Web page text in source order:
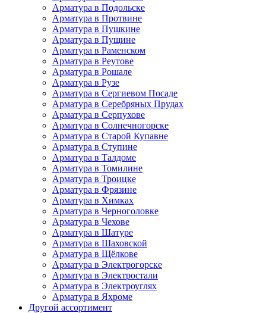
Арматура в Подольске
Арматура в Протвине
Арматура в Пушкине
Арматура в Пущине
Арматура в Раменском
Арматура в Реутове
Арматура в Рошале
Арматура в Рузе
Арматура в Сергиевом Посаде
Арматура в Серебряных Прудах
Арматура в Серпухове
Арматура в Солнечногорске
Арматура в Старой Купавне
Арматура в Ступине
Арматура в Талдоме
Арматура в Томилине
Арматура в Троицке
Арматура в Фрязине
Арматура в Химках
Арматура в Черноголовке
Арматура в Чехове
Арматура в Шатуре
Арматура в Шаховской
Арматура в Щёлкове
Арматура в Электрогорске
Арматура в Электростали
Арматура в Электроуглях
Арматура в Яхроме
Другой ассортимент